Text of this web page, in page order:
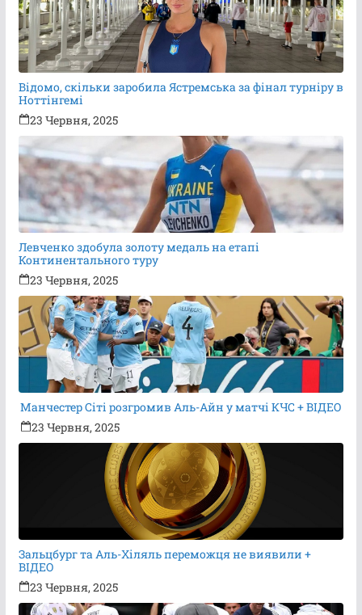
Відомо, скільки заробила Ястремська за фінал турніру в
Ноттінгемі
23 Червня, 2025
Левченко здобула золоту медаль на етапі
Континентального туру
23 Червня, 2025
Манчестер Сіті розгромив Аль-Айн у матчі КЧС + ВІДЕО
23 Червня, 2025
Зальцбург та Аль-Хіляль переможця не виявили +
ВІДЕО
23 Червня, 2025